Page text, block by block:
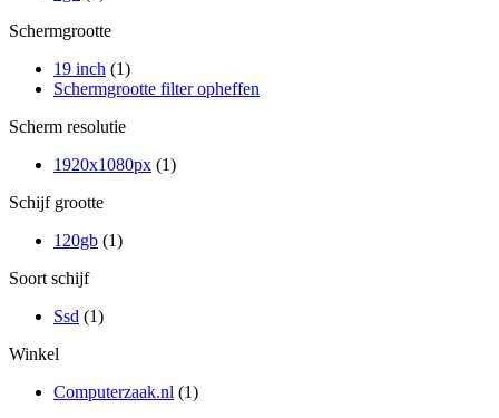
Schermgrootte
19 inch (1)
Schermgrootte filter opheffen
Scherm resolutie
1920x1080px (1)
Schijf grootte
120gb (1)
Soort schijf
Ssd (1)
Winkel
Computerzaak.nl (1)